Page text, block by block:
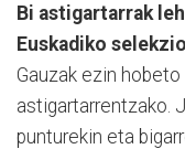
Bi astigartarrak
Euskadiko
Gauzak ezin
astigartarrentzako.
punturekin eta